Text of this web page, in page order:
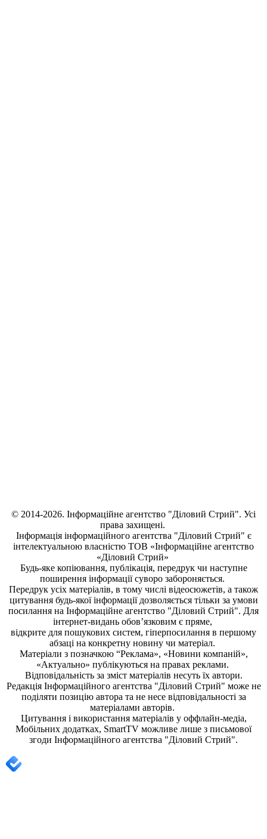
© 2014-2026. Інформаційне агентство "Діловий Стрий". Усі
права захищені.
Інформація інформаційного агентства "Діловий Стрий" є
інтелектуальною власністю ТОВ «Інформаційне агентство
«Діловий Стрий»
Будь-яке копiювання, публiкацiя, передрук чи наступне
поширення iнформацiї суворо забороняється.
Передрук усіх матеріалів, в тому числі відеосюжетів, а також
цитування будь-якої інформації дозволяється тільки за умови
посилання на Інформаційне агентство "Діловий Стрий". Для
інтернет-видань обов’язковим є пряме,
відкрите для пошукових систем, гіперпосилання в першому
абзаці на конкретну новину чи матеріал.
Матеріали з позначкою “Реклама», «Новини компаній»,
«Актуально» публікуються на правах реклами.
Відповідальність за зміст матеріалів несуть їх автори.
Редакція Інформаційного агентства "Діловий Стрий" може не
поділяти позицію автора та не несе відповідальності за
матеріалами авторів.
Цитування і використання матеріалів у оффлайн-медіа,
Мобільних додатках, SmartTV можливе лише з письмової
згоди Інформаційного агентства "Діловий Стрий".